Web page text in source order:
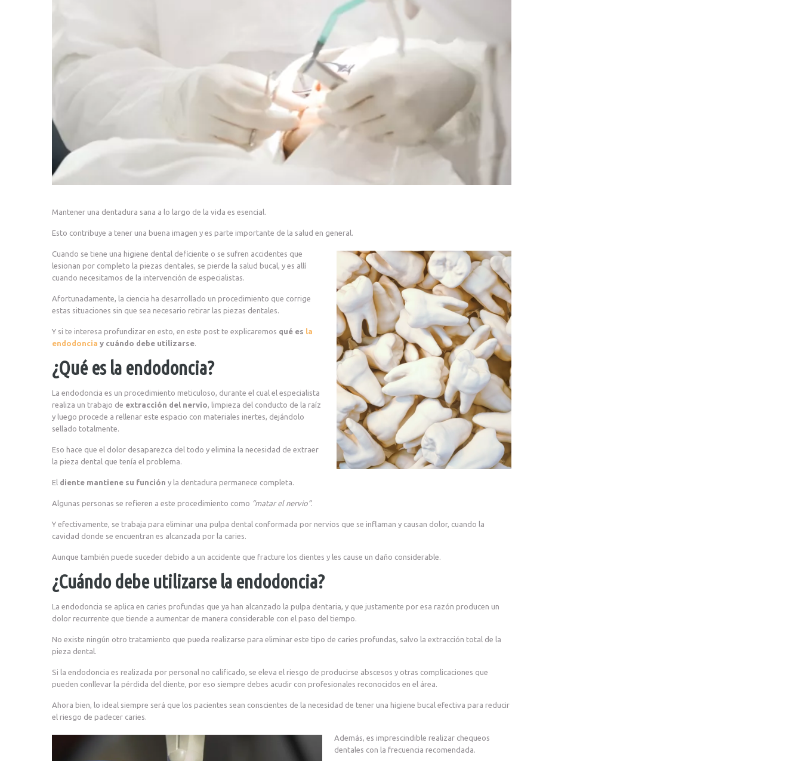
Mantener una dentadura sana a lo largo de la vida es esencial.
Esto contribuye a tener una buena imagen y es parte importante de la salud en general.
Cuando se tiene una higiene dental deficiente o se sufren accidentes que
lesionan por completo la piezas dentales, se pierde la salud bucal, y es allí
cuando necesitamos de la intervención de especialistas.
Afortunadamente, la ciencia ha desarrollado un procedimiento que corrige
estas situaciones sin que sea necesario retirar las piezas dentales.
Y si te interesa profundizar en esto, en este post te explicaremos qué es la
endodoncia y cuándo debe utilizarse
¿Qué es la endodoncia?
La endodoncia es un procedimiento meticuloso, durante el cual el especialista
realiza un trabajo de extracción del nervio , limpieza del conducto de la raíz
y luego procede a rellenar este espacio con materiales inertes, dejándolo
sellado totalmente.
Eso hace que el dolor desaparezca del todo y elimina la necesidad de extraer
la pieza dental que tenía el problema.
El diente mantiene su función y la dentadura permanece completa.
Algunas personas se refieren a este procedimiento como “matar el nervio”.
Y efectivamente, se trabaja para eliminar una pulpa dental conformada por nervios que se inflaman y causan dolor, cuando la
cavidad donde se encuentran es alcanzada por la caries.
Aunque también puede suceder debido a un accidente que fracture los dientes y les cause un daño considerable.
¿Cuándo debe utilizarse la endodoncia?
La endodoncia se aplica en caries profundas que ya han alcanzado la pulpa dentaria, y que justamente por esa razón producen un
dolor recurrente que tiende a aumentar de manera considerable con el paso del tiempo.
No existe ningún otro tratamiento que pueda realizarse para eliminar este tipo de caries profundas, salvo la extracción total de la
pieza dental.
Si la endodoncia es realizada por personal no calificado, se eleva el riesgo de producirse abscesos y otras complicaciones que
pueden conllevar la pérdida del diente, por eso siempre debes acudir con profesionales reconocidos en el área.
Ahora bien, lo ideal siempre será que los pacientes sean conscientes de la necesidad de tener una higiene bucal efectiva para reducir
el riesgo de padecer caries.
Además, es imprescindible realizar chequeos
dentales con la frecuencia recomendada.